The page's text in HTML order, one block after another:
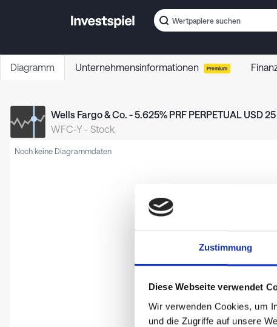
Zustimmung
Diese Webseite verwendet
Wir verwenden Cookies, um
und die Zugriffe auf unsere
Diagramm Unternehmensinformationen Premium
Wells Fargo & Co. - 5.625% PRF PERPETUAL USD
WFC-Y- Stock
Noch keine Diagrammdaten